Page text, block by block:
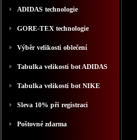
ADIDAS technologie
GORE-TEX technologie
Výběr velikosti oblečení
Tabulka velikosti bot ADIDAS
Tabulka velikosti bot NIKE
Sleva 10% při registraci
Poštovné zdarma